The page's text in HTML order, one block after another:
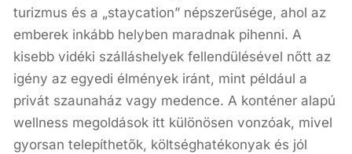
turizmus és a „staycation” népszerűsége, ahol az
emberek inkább helyben maradnak pihenni. A
kisebb vidéki szálláshelyek fellendülésével nőtt az
igény az egyedi élmények iránt, mint például a
privát szaunaház vagy medence. A konténer alapú
wellness megoldások itt különösen vonzóak, mivel
gyorsan telepíthetők, költséghatékonyak és jól